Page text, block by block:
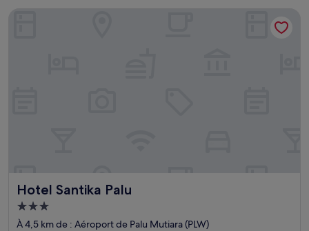
31 €
Hotel Santika Palu
Hotel Santika Palu
Hébergement
3.0 étoiles
À 4,5 km de : Aéroport de Palu Mutiara (PLW)